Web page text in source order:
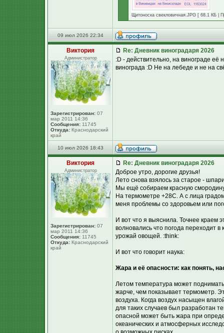
Щитоноска свекловичная.JPG [ 68.1 КБ |
09 июл 2026 22:34
Виктория
Администратор
Зарегистрирован: 07
мар 2011 14:36
Сообщения: 11745
Откуда: Краснодарский
край
Re: Дневник виноградаря 2026
:D - действительно, на винограде
винограда :D Не на лебеде и не на
10 июл 2026 18:43
Виктория
Администратор
Зарегистрирован: 07
мар 2011 14:36
Сообщения: 11745
Откуда: Краснодарский
край
Re: Дневник виноградаря 2026
Доброе утро, дорогие друзья!
Лето снова взялось за старое -
Мы ещё собираем красную
На термометре +28С. А с лица
меня проблемы со здоровьем или
И вот что я выяснила. Точнее
волновались что погода переходит
урожай овощей. :think:
И вот что говорит наука:
Жара и её опасности: как понять,
Летом температура может
жарче, чем показывает термометр.
воздуха. Когда воздух насыщен
для таких случаев был разработан
опасной может быть жара при
океанических и атмосферных